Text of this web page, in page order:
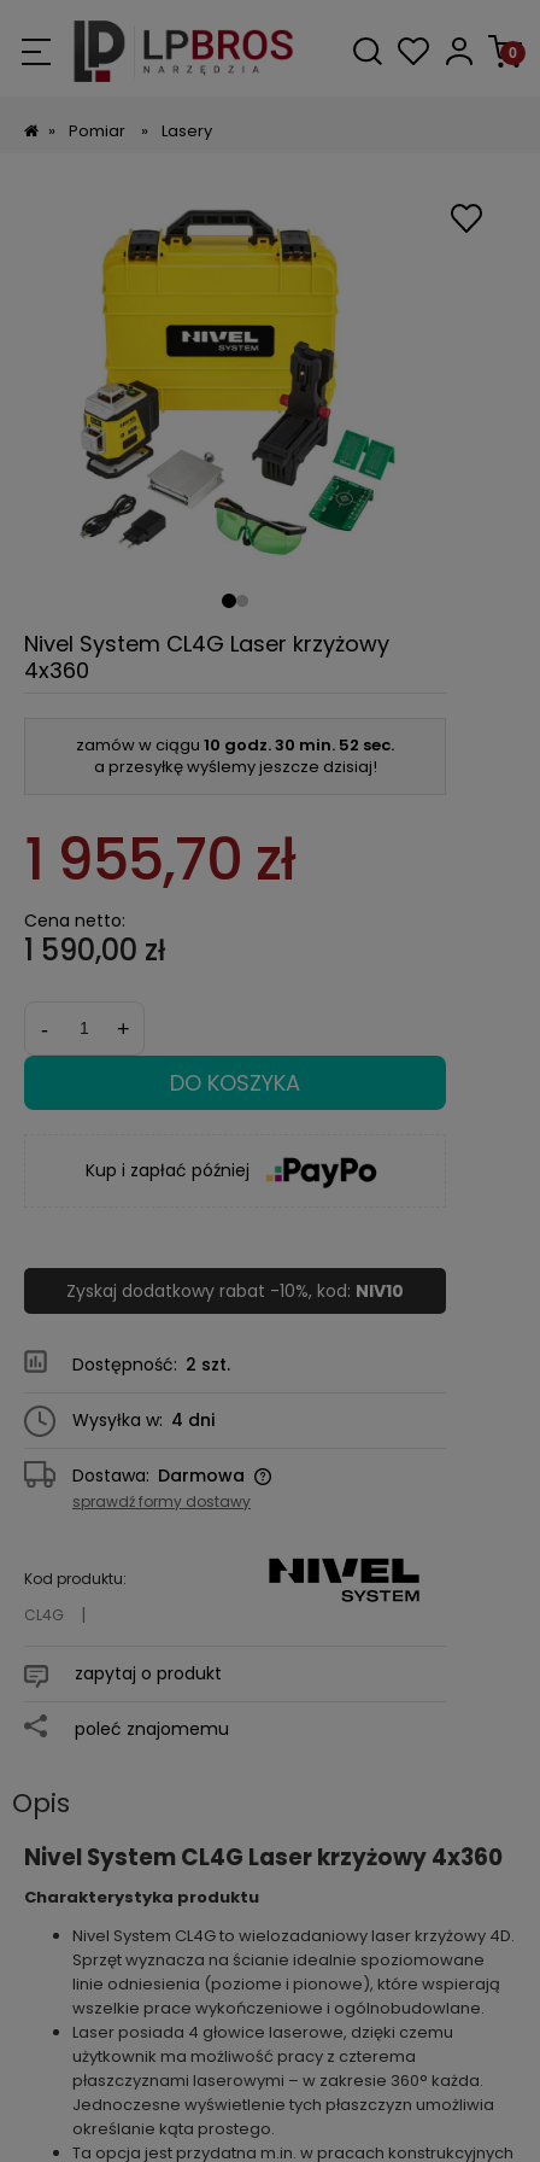
» Pomiar » Lasery
zamów w ciągu 10 godz.30 min. 52 sec.
a przesyłkę wyślemy jeszcze dzisiaj!
Nivel System CL4G Laser krzyżowy
4x360
1 955,70 zł
Cena netto:
1 590,00 zł
- +
DO KOSZYKA
Kup i zapłać później
Zyskaj dodatkowy rabat -10%, kod: NIV10
Dostępność: 2 szt.
Wysyłka w: 4 dni
Dostawa: Darmowa
Cena nie zawiera ewentualnych kosztów
sprawdź formy dostawy
Kod produktu:
CL4G
zapytaj o produkt
poleć znajomemu
Opis
Nivel System CL4G Laser krzyżowy 4x360
Charakterystyka produktu
Nivel System CL4G to wielozadaniowy laser krzyżowy 4D.
Sprzęt wyznacza na ścianie idealnie spoziomowane
linie odniesienia (poziome i pionowe), które wspierają
wszelkie prace wykończeniowe i ogólnobudowlane.
Laser posiada 4 głowice laserowe, dzięki czemu
użytkownik ma możliwość pracy z czterema
płaszczyznami laserowymi – w zakresie 360° każda.
Jednoczesne wyświetlenie tych płaszczyzn umożliwia
określanie kąta prostego.
Ta opcja jest przydatna m.in. w pracach konstrukcyjnych